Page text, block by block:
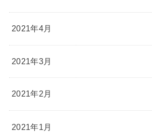
2021年4月
2021年3月
2021年2月
2021年1月